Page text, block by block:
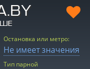
Остановка или метро:
Не имеет значения
Тип парной